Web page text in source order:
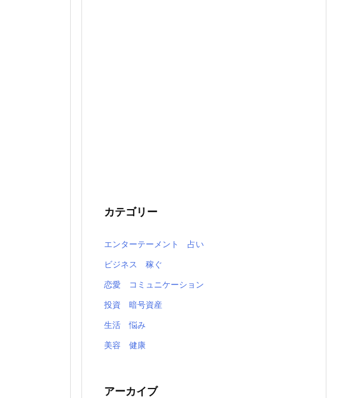
カテゴリー
エンターテーメント 占い
ビジネス 稼ぐ
恋愛 コミュニケーション
投資 暗号資産
生活 悩み
美容 健康
アーカイブ